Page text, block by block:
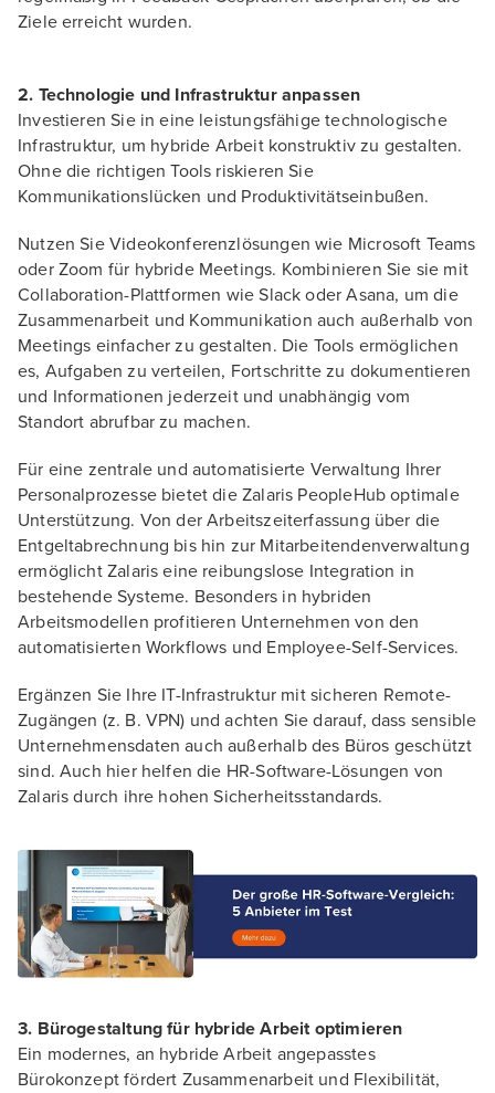
Ziele erreicht wurden.
2. Technologie und Infrastruktur anpassen
Investieren Sie in eine leistungsfähige technologische
Infrastruktur, um hybride Arbeit konstruktiv zu gestalten.
Ohne die richtigen Tools riskieren Sie
Kommunikationslücken und Produktivitätseinbußen.
Nutzen Sie Videokonferenzlösungen wie Microsoft Teams
oder Zoom für hybride Meetings. Kombinieren Sie sie mit
Collaboration-Plattformen wie Slack oder Asana, um die
Zusammenarbeit und Kommunikation auch außerhalb von
Meetings einfacher zu gestalten. Die Tools ermöglichen
es, Aufgaben zu verteilen, Fortschritte zu dokumentieren
und Informationen jederzeit und unabhängig vom
Standort abrufbar zu machen.
Für eine zentrale und automatisierte Verwaltung Ihrer
Personalprozesse bietet die Zalaris PeopleHub optimale
Unterstützung. Von der Arbeitszeiterfassung über die
Entgeltabrechnung bis hin zur Mitarbeitendenverwaltung
ermöglicht Zalaris eine reibungslose Integration in
bestehende Systeme. Besonders in hybriden
Arbeitsmodellen profitieren Unternehmen von den
automatisierten Workflows und Employee-Self-Services.
Ergänzen Sie Ihre IT-Infrastruktur mit sicheren Remote-
Zugängen (z. B. VPN) und achten Sie darauf, dass sensible
Unternehmensdaten auch außerhalb des Büros geschützt
sind. Auch hier helfen die HR-Software-Lösungen von
Zalaris durch ihre hohen Sicherheitsstandards.
3. Bürogestaltung für hybride Arbeit optimieren
Ein modernes, an hybride Arbeit angepasstes
Bürokonzept fördert Zusammenarbeit und Flexibilität,